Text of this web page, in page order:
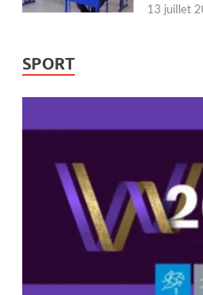
13 juillet
SPORT